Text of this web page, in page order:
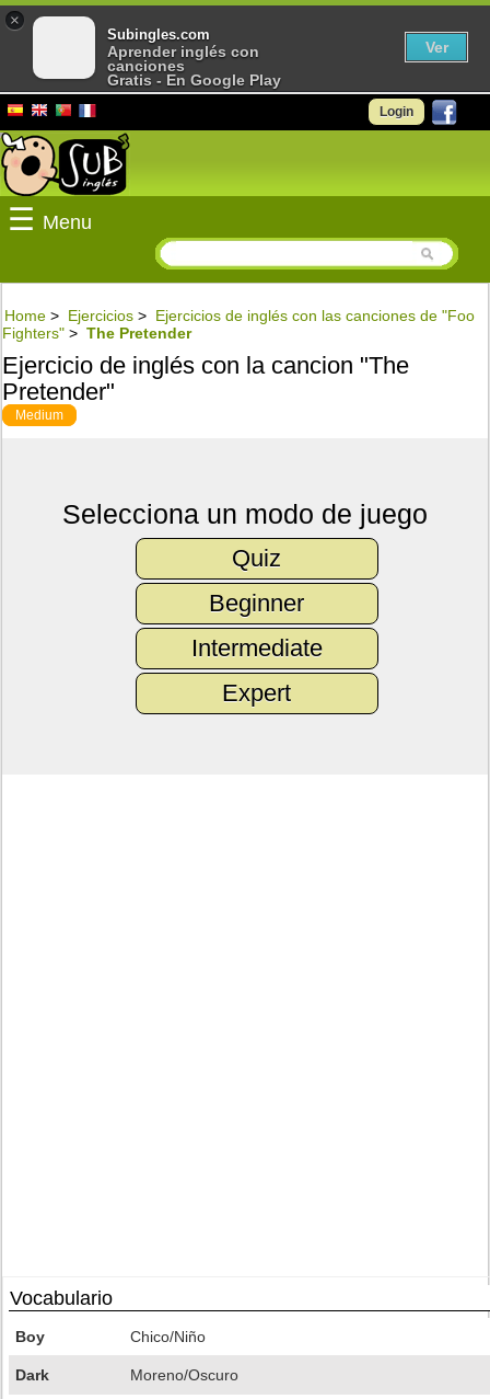
Login
☰ Menu
Home > Ejercicios > Ejercicios de inglés con las canciones de "Foo
Fighters" > The Pretender
Ejercicio de inglés con la cancion "The
Pretender"
Medium
Selecciona un modo de juego
Quiz
Beginner
Intermediate
Expert
Vocabulario
Boy Chico/Niño
Dark Moreno/Oscuro
×
Subingles.com
Aprender inglés con
canciones
Gratis - En Google Play
Ver